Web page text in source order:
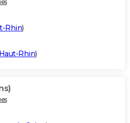
Rhin)
Rhin)